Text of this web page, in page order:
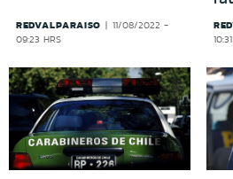
REDVALPARAISO
11/08/2022 -
09:23 HRS